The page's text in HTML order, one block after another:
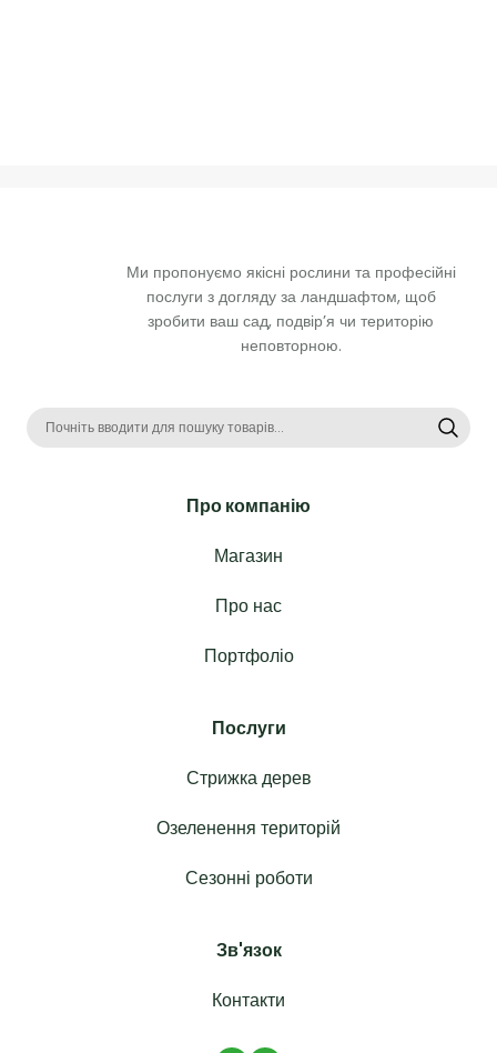
Ми пропонуємо якісні рослини та професійні
послуги з догляду за ландшафтом, щоб
зробити ваш сад, подвір’я чи територію
неповторною.
Про компанію
Магазин
Про нас
Портфоліо
Послуги
Стрижка дерев
Озеленення територій
Сезонні роботи
Зв'язок
Контакти